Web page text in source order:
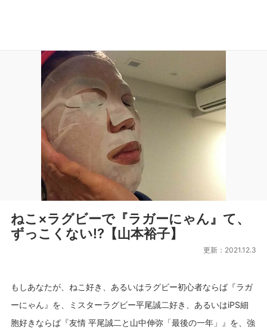
ねこ×ラグビーで『ラガーにゃん』て、
ずっこくない!?【山本裕子】
更新：2021.12.3
もしあなたが、ねこ好き、あるいはラグビー初心者ならば『ラガ
ーにゃん』を、ミスターラグビー平尾誠二好き、あるいはiPS細
胞好きならば『友情 平尾誠二と山中伸弥「最後の一年」』を、強